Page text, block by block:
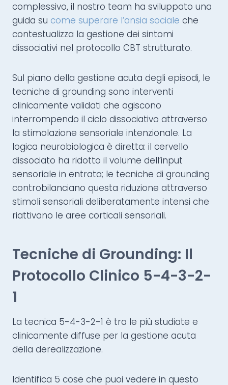
complessivo, il nostro team ha sviluppato una
guida su come superare l’ansia sociale che
contestualizza la gestione dei sintomi
dissociativi nel protocollo CBT strutturato.
Sul piano della gestione acuta degli episodi, le
tecniche di grounding sono interventi
clinicamente validati che agiscono
interrompendo il ciclo dissociativo attraverso
la stimolazione sensoriale intenzionale. La
logica neurobiologica è diretta: il cervello
dissociato ha ridotto il volume dell’input
sensoriale in entrata; le tecniche di grounding
controbilanciano questa riduzione attraverso
stimoli sensoriali deliberatamente intensi che
riattivano le aree corticali sensoriali.
Tecniche di Grounding: Il
Protocollo Clinico 5-4-3-2-
1
La tecnica 5-4-3-2-1 è tra le più studiate e
clinicamente diffuse per la gestione acuta
della derealizzazione.
Identifica 5 cose che puoi vedere in questo